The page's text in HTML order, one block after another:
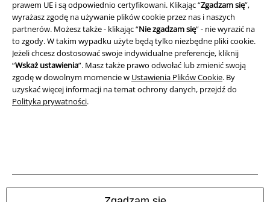
prawem UE i są odpowiednio certyfikowani. Klikając “Zgadzam się”,
wyrażasz zgodę na używanie plików cookie przez nas i naszych
partnerów. Możesz także - klikając “Nie zgadzam się” - nie wyrazić na
to zgody. W takim wypadku użyte będą tylko niezbędne pliki cookie.
Jeżeli chcesz dostosować swoje indywidualne preferencje, kliknij
“Wskaż ustawienia”. Masz także prawo odwołać lub zmienić swoją
zgodę w dowolnym momencie w Ustawienia Plików Cookie. By
uzyskać więcej informacji na temat ochrony danych, przejdź do
Polityka prywatności.
Deklaracja Zgodności
Informacje dotyczące dostępności
Ustawienia Plików Cookie
Skorzystaj z prawa do odstąpienia od umowy